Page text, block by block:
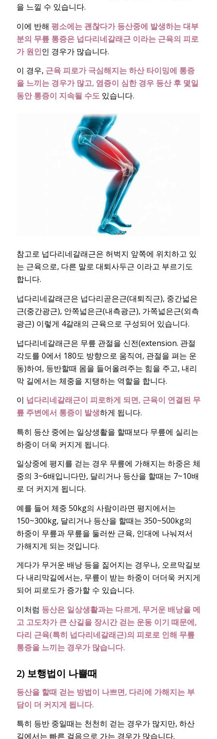
을 느낄 수 있습니다.
이에 반해 평소에는 괜찮다가 등산중에 발생하는 대부
분의 무릎 통증은 넙다리네갈래근 이라는 근육의 피로
가 원인인 경우가 많습니다.
이 경우, 근육 피로가 극심해지는 하산 타이밍에 통증
을 느끼는 경우가 많고, 염증이 심한 경우 등산 후 몇일
동안 통증이 지속될 수도있습니다.
참고로 넙다리네갈래근은 허벅지 앞쪽에 위치하고 있
는 근육으로, 다른 말로 대퇴사두근 이라고 부르기도
합니다.
넙다리네갈래근은 넙다리곧은근(대퇴직근), 중간넓은
근(중간광근), 안쪽넓은근(내측광근), 가쪽넓은근(외측
광근) 이렇게 4갈래의 근육으로 구성되어 있습니다.
넙다리네갈래근은 무릎 관절을 신전(extension. 관절
각도를 0에서 180도 방향으로 움직여, 관절을 펴는 운
동)하여, 등반할때 몸을 들어올려주는 힘을 주고, 내리
막 길에서는 체중을 지탱하는 역할을 합니다.
이 넙다리네갈래근이 피로하게 되면, 근육이 연결된 무
릎 주변에서 통증이 발생하게 됩니다.
특히 등산 중에는 일상생활을 할때보다 무릎에 실리는
하중이 더욱 커지게 됩니다.
일상중에 평지를 걷는 경우 무릎에 가해지는 하중은 체
중의 3~6배입니다만, 달리거나 등산을 할때는 7~10배
로 더 커지게 됩니다.
예를 들어 체중 50kg의 사람이라면 평지에서는
150~300kg, 달리거나 등산을 할때는 350~500kg의
하중이 무릎과 무릎을 둘러싼 근육, 인대에 나눠져서
가해지게 되는 것입니다.
게다가 무거운 배낭 등을 짊어지는 경우나, 오르막길보
다 내리막길에서는, 무릎이 받는 하중이 더더욱 커지게
되어 피로도가 증가할 수 있습니다.
이처럼 등산은 일상생활과는 다르게, 무거운 배낭을 메
고 고도차가 큰 산길을 장시간 걷는 운동 이기 때문에,
다리 근육(특히 넙다리네갈래근)의 피로로 인해 무릎
통증을 느끼는 경우가 많습니다.
2) 보행법이 나쁠때
등산을 할때 걷는 방법이 나쁘면, 다리에 가해지는 부
담이 더 커지게 됩니다.
특히 등반 중일때는 천천히 걷는 경우가 많지만, 하산
길에서는 빠른 걸음으로 가는 경우가 많습니다.